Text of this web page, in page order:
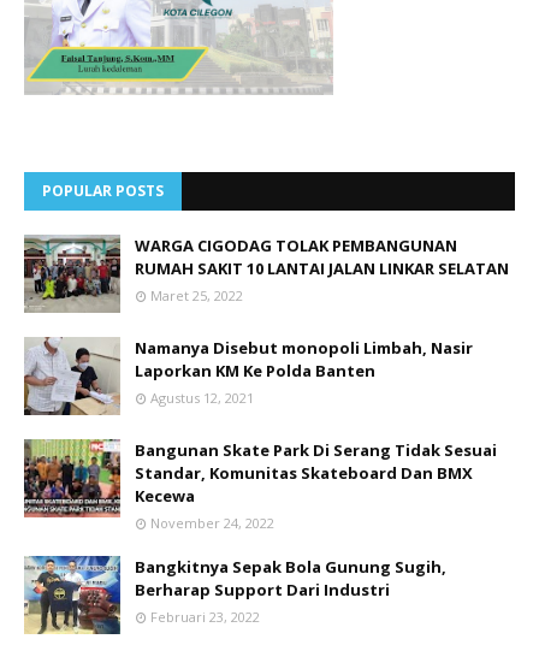
POPULAR POSTS
WARGA CIGODAG TOLAK PEMBANGUNAN
RUMAH SAKIT 10 LANTAI JALAN LINKAR SELATAN
Maret 25, 2022
Namanya Disebut monopoli Limbah, Nasir
Laporkan KM Ke Polda Banten
Agustus 12, 2021
Bangunan Skate Park Di Serang Tidak Sesuai
Standar, Komunitas Skateboard Dan BMX
Kecewa
November 24, 2022
Bangkitnya Sepak Bola Gunung Sugih,
Berharap Support Dari Industri
Februari 23, 2022